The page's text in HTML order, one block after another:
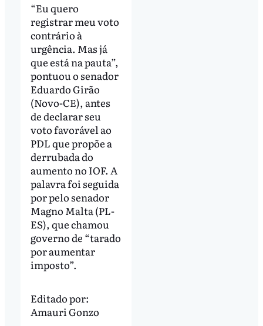
“Eu quero
registrar meu voto
contrário à
urgência. Mas já
que está na pauta”,
pontuou o senador
Eduardo Girão
(Novo-CE), antes
de declarar seu
voto favorável ao
PDL que propõe a
derrubada do
aumento no IOF. A
palavra foi seguida
por pelo senador
Magno Malta (PL-
ES), que chamou
governo de “tarado
por aumentar
imposto”.
Editado por:
Amauri Gonzo